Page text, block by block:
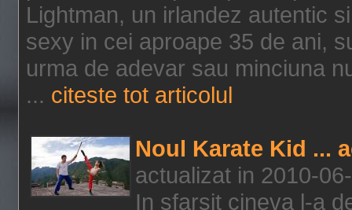
Lightman, un irlandez autentic
sexy in cei aproape 35 de ani,
urma de adevar sau minciuna
... citeste tot articolul
Noul Karate Kid ...
actualizat in 2010-
In sfarsit cineva l-a